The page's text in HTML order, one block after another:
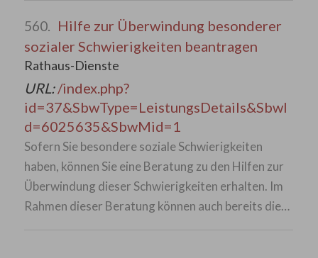
560. Hilfe zur Überwindung besonderer
sozialer Schwierigkeiten beantragen
Rathaus-Dienste
URL:/index.php?
id=37&SbwType=LeistungsDetails&SbwI
d=6025635&SbwMid=1
Sofern Sie besondere soziale Schwierigkeiten
haben, können Sie eine Beratung zu den Hilfen zur
Überwindung dieser Schwierigkeiten erhalten. Im
Rahmen dieser Beratung können auch bereits die…